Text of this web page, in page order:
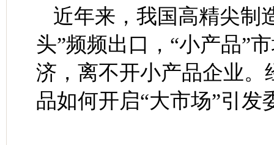
近年来，我国高精尖制
头”频频出口，“小产品”
济，离不开小产品企业
品如何开启“大市场”引发